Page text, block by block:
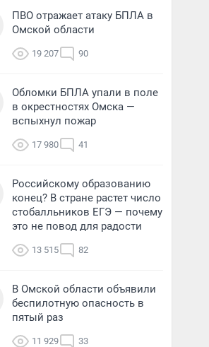
ПВО отражает атаку БПЛА в
Омской области
19 207 90
Обломки БПЛА упали в поле
в окрестностях Омска —
вспыхнул пожар
17 980 41
Российскому образованию
конец? В стране растет число
стобалльников ЕГЭ — почему
это не повод для радости
13 515 82
В Омской области объявили
беспилотную опасность в
пятый раз
11 929 33